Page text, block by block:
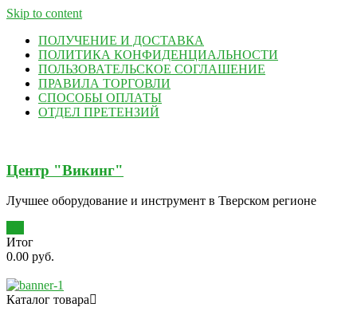
Skip to content
ПОЛУЧЕНИЕ И ДОСТАВКА
ПОЛИТИКА КОНФИДЕНЦИАЛЬНОСТИ
ПОЛЬЗОВАТЕЛЬСКОЕ СОГЛАШЕНИЕ
ПРАВИЛА ТОРГОВЛИ
СПОСОБЫ ОПЛАТЫ
ОТДЕЛ ПРЕТЕНЗИЙ
Центр "Викинг"
Лучшее оборудование и инструмент в Тверском регионе
Итог
0.00 руб.
Каталог товара